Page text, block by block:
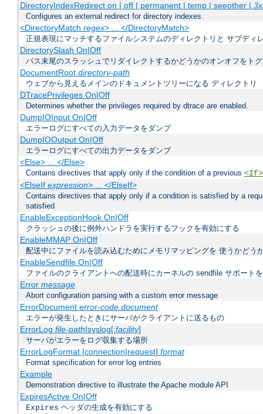
DirectoryIndexRedirect on | off | permanent | temp | seeother |
Configures an external redirect for directory indexes.
<DirectoryMatch regex> ... </DirectoryMatch>
正規表現にマッチするファイルシステムのディレクトリと サブディ
DirectorySlash On|Off
パス末尾のスラッシュでリダイレクトするかどうかのオンオフをト
DocumentRoot directory-path
ウェブから見えるメインのドキュメントツリーになる ディレクトリ
DTracePrivileges On|Off
Determines whether the privileges required by dtrace are enabled.
DumpIOInput On|Off
エラーログにすべての入力データをダンプ
DumpIOOutput On|Off
エラーログにすべての出力データをダンプ
<Else> ... </Else>
Contains directives that apply only if the condition of a previous <If>
<ElseIf expression> ... </ElseIf>
Contains directives that apply only if a condition is satisfied by a
satisfied
EnableExceptionHook On|Off
クラッシュの後に例外ハンドラを実行するフックを有効にする
EnableMMAP On|Off
配送中にファイルを読み込むためにメモリマッピングを 使うかどう
EnableSendfile On|Off
ファイルのクライアントへの配送時にカーネルの sendfile サポート
Error message
Abort configuration parsing with a custom error message
ErrorDocument error-code document
エラーが発生したときにサーバがクライアントに送るもの
ErrorLog file-path|syslog[:facility]
サーバがエラーをログ収集する場所
ErrorLogFormat [connection|request] format
Format specification for error log entries
Example
Demonstration directive to illustrate the Apache module API
ExpiresActive On|Off
Expires ヘッダの生成を有効にする